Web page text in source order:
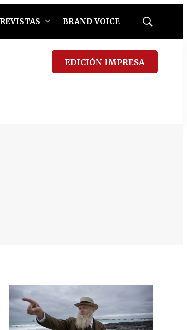
REVISTAS BRAND VOICE
Mostrar
EDICIÓN IMPRESA